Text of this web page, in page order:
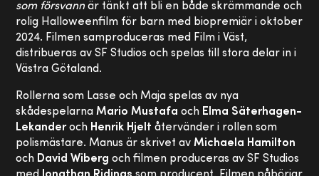
som försvann är tänkt att bli en både skrämmande och
rolig Halloweenfilm för barn med biopremiär i oktober
2024. Filmen samproduceras med Film i Väst,
distribueras av SF Studios och spelas till stora delar in i
Västra Götaland.
Rollerna som Lasse och Maja spelas av nya
skådespelarnaMario Mustafa och Elma Säterhagen-
Lekanderoch Henrik Hjelt återvänder i rollen som
polismästare. Manus är skrivet avMichaela Hamilton
och David Wiberg och filmen produceras av SF Studios